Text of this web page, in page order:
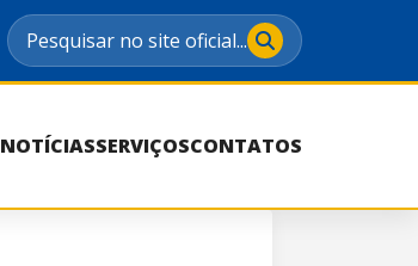
Pesquisar no site oficial...
NOTÍCIASSERVIÇOSCONTATOS